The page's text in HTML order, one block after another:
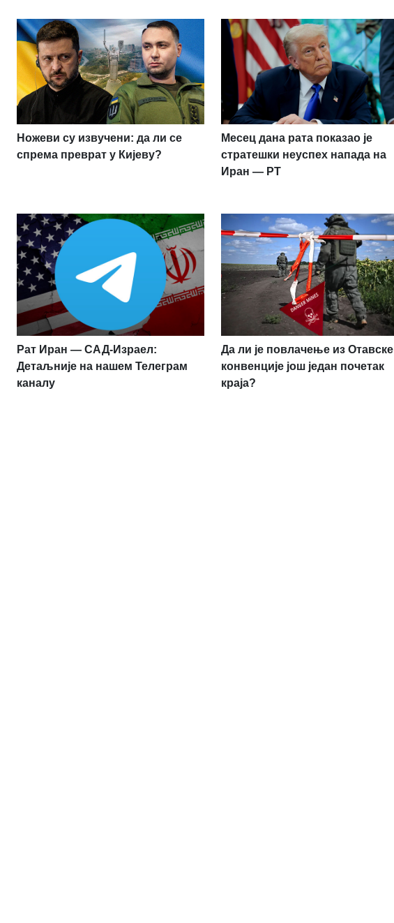
Ножеви су извучени: да ли се
спрема преврат у Кијеву?
Месец дана рата показао је
стратешки неуспех напада на
Иран — РТ
Рат Иран — САД-Израел:
Детаљније на нашем Телеграм
каналу
Да ли је повлачење из Отавске
конвенције још један почетак
краја?